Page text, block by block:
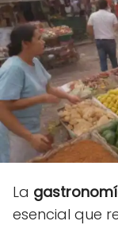
La
esencial que